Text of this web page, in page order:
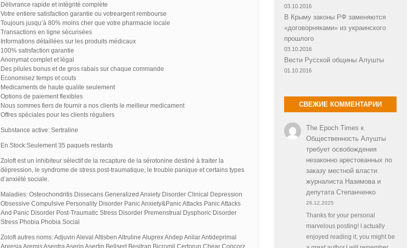
Délivrance rapide et intégrité complète
Votre entiere satisfaction garantie ou votreargent rembourse
Toujours jusqu’à 80% moins cher que votre pharmacie locale
Transactions en ligne sécurisées
Informations détaillées sur les produits médicaux
100% satisfaction garantie
Anonymat complet et légal
Des pilules bonus et de gros rabais sur chaque commande
Economisez temps et couts
Medicaments de haute qualite seulement
Options de paiement flexibles
Nous sommes fiers de fournir a nos clients le meilleur medicament
Offres spéciales pour les clients réguliers
Substance active: Sertraline
En Stock:Seulement 35 paquets restants
Zoloft est un inhibiteur sélectif de la recapture de la sérotonine destiné à traiter la
dépression, le syndrome de stress post-traumatique, le trouble panique et certains types
d’anxiété sociale.
Maladies: Osteochondritis Dissecans Generalized Anxiety Disorder Clinical Depression
Obsessive Compulsive Personality Disorder Panic Anxiety&Panic Attacks Panic Attacks
And Panic Disorder Post-Traumatic Stress Disorder Premenstrual Dysphoric Disorder
Stress Phobia Phobia Social
Zoloft autres noms: Adjuvin Aleval Altisben Altruline Aluprex Andep Anilar Antideprimal
Apresia Aremis Asentra Aserin Asertin Bellsert Besitran Bicromil Certorun Chear Concorz
03.10.2016
В Крыму законы РФ заменяются
«договорняками» из украинского
прошлого
03.10.2016
Вести Русской общины Алушты
01.10.2016
СВЕЖИЕ КОММЕНТАРИИ
The Epoch Times к
Общественность Алушты
требует освобождения
незаконно арестованных по
заказу местной власти
журналиста Назимова и
депутата Степанченко
26.12.2025
Thanks for your personal
marvelous posting! I actually
enjoyed reading it, you might be